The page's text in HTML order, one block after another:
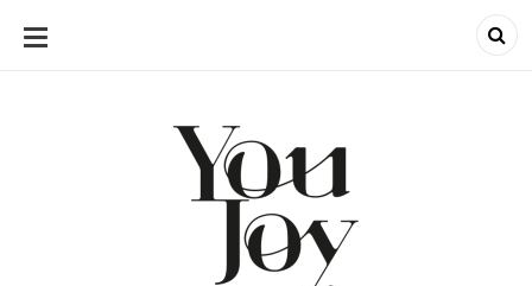
SKIP